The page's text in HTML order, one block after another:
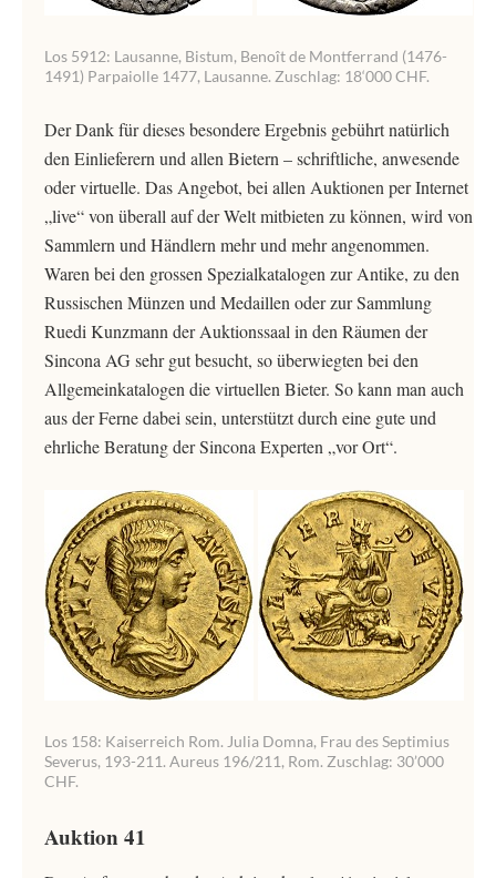
Los 5912: Lausanne, Bistum, Benoît de Montferrand (1476-
1491) Parpaiolle 1477, Lausanne. Zuschlag: 18‘000 CHF.
Der Dank für dieses besondere Ergebnis gebührt natürlich
den Einlieferern und allen Bietern – schriftliche, anwesende
oder virtuelle. Das Angebot, bei allen Auktionen per Internet
„live“ von überall auf der Welt mitbieten zu können, wird von
Sammlern und Händlern mehr und mehr angenommen.
Waren bei den grossen Spezialkatalogen zur Antike, zu den
Russischen Münzen und Medaillen oder zur Sammlung
Ruedi Kunzmann der Auktionssaal in den Räumen der
Sincona AG sehr gut besucht, so überwiegten bei den
Allgemeinkatalogen die virtuellen Bieter. So kann man auch
aus der Ferne dabei sein, unterstützt durch eine gute und
ehrliche Beratung der Sincona Experten „vor Ort“.
Los 158: Kaiserreich Rom. Julia Domna, Frau des Septimius
Severus, 193-211. Aureus 196/211, Rom. Zuschlag: 30’000
CHF.
Auktion 41